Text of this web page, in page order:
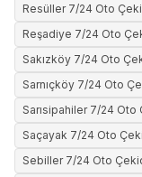
Resüller 7/24 Oto
Reşadiye 7/24 Oto
Sakızköy 7/24 Oto
Sarnıçköy 7/24 Oto
Sarısipahiler 7/24 Oto
Saçayak 7/24 Oto
Sebiller 7/24 Oto